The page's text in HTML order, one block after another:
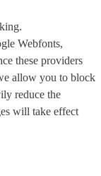
Webfonts,
these providers
allow you to block
reduce the
will take effect